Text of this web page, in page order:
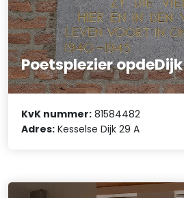
Poetsplezier opdeDijk
KvK nummer: 81584482
Adres: Kesselse Dijk 29 A